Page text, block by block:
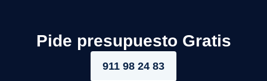
Pide presupuesto Gratis
911 98 24 83